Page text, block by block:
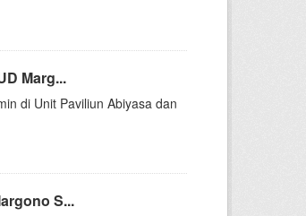
Marg...
di Unit Paviliun Abiyasa dan
S...